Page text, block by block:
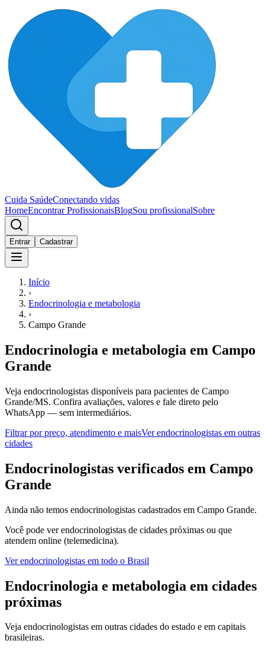
Cuida SaúdeConectando vidas
HomeEncontrar ProfissionaisBlogSou profissionalSobre
Entrar Cadastrar
Início
›
Endocrinologia e metabologia
›
Campo Grande
Endocrinologia e metabologia em Campo
Grande
Veja endocrinologistas disponíveis para pacientes de Campo
Grande/MS. Confira avaliações, valores e fale direto pelo
WhatsApp — sem intermediários.
Filtrar por preço, atendimento e maisVerendocrinologistas em outras
cidades
Endocrinologistas verificados em Campo
Grande
Ainda não temos endocrinologistas cadastrados em Campo Grande.
Você pode verendocrinologistas de cidades próximas ou que
atendem online (telemedicina).
Verendocrinologistas em todo o Brasil
Endocrinologia e metabologia em cidades
próximas
Veja endocrinologistas em outras cidades do estado e em capitais
brasileiras.